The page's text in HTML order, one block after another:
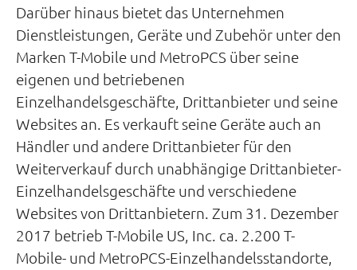
Darüber hinaus bietet das Unternehmen
Dienstleistungen, Geräte und Zubehör unter den
Marken T-Mobile und MetroPCS über seine
eigenen und betriebenen
Einzelhandelsgeschäfte, Drittanbieter und seine
Websites an. Es verkauft seine Geräte auch an
Händler und andere Drittanbieter für den
Weiterverkauf durch unabhängige Drittanbieter-
Einzelhandelsgeschäfte und verschiedene
Websites von Drittanbietern. Zum 31. Dezember
2017 betrieb T-Mobile US, Inc. ca. 2.200 T-
Mobile- und MetroPCS-Einzelhandelsstandorte,